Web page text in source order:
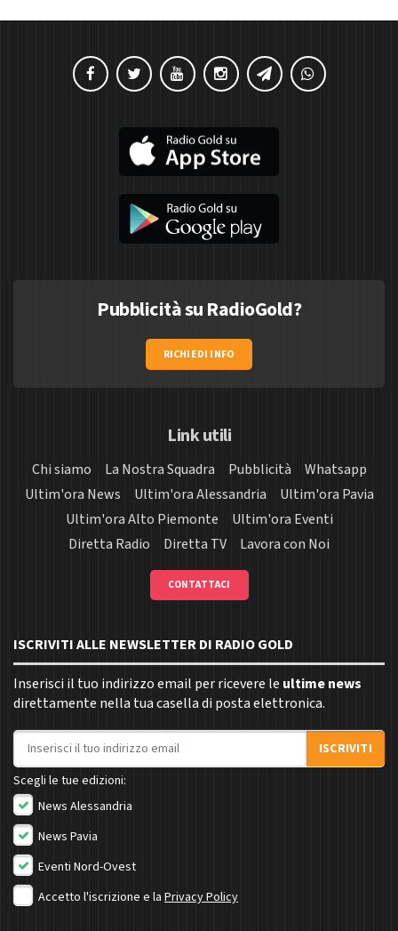
Pubblicità su RadioGold?
RICHIEDI INFO
Link utili
Chi siamo La Nostra Squadra Pubblicità
Whatsapp
Ultim'ora News
Ultim'ora Alessandria
Ultim'ora Pavia
Ultim'ora Alto Piemonte
Ultim'ora Eventi
Diretta Radio
Diretta TV Lavora con Noi
CONTATTACI
ISCRIVITI ALLE NEWSLETTER DI RADIO GOLD
Inserisci il tuo indirizzo email per ricevere le ultime news
direttamente nella tua casella di posta elettronica.
Indirizzo email
ISCRIVITI
Scegli le tue edizioni:
News Alessandria
News Pavia
Eventi Nord-Ovest
Accetto l'iscrizione e la Privacy Policy